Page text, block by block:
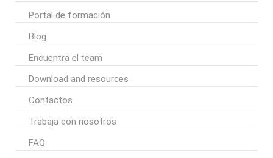
Portal de formación
Blog
Encuentra el team
Download and resources
Contactos
Trabaja con nosotros
FAQ